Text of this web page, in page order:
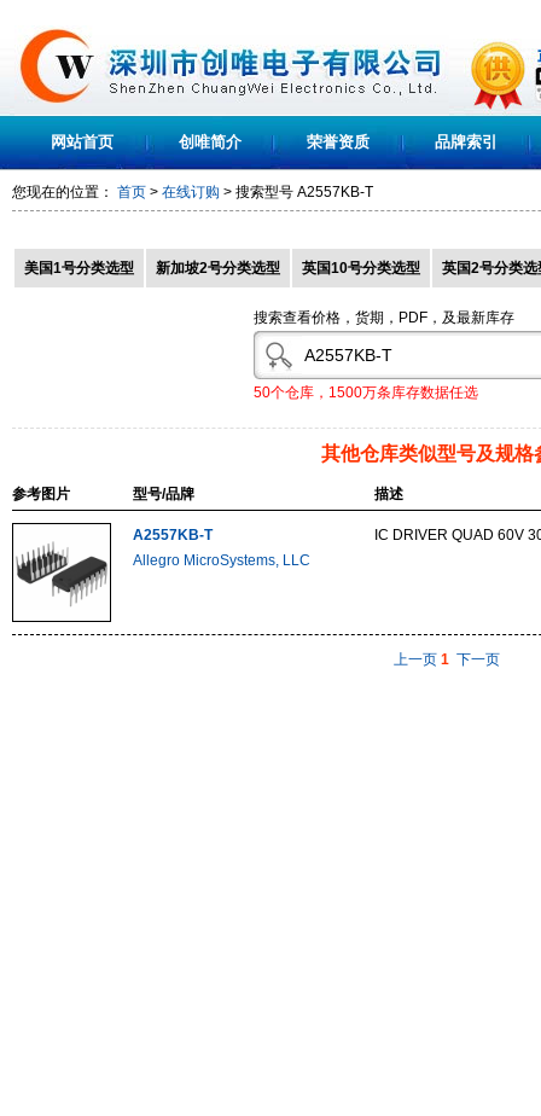
网站首页 创唯简介 荣誉资质 品牌索引
您现在的位置： 首页 > 在线订购 > 搜索型号 A2557KB-T
美国1号分类选型 新加坡2号分类选型 英国10号分类选型 英国2号分类选
搜索查看价格，货期，PDF，及最新库存
50个仓库，1500万条库存数据任选
其他仓库类似型号及规格
参考图片 型号/品牌 描述
A2557KB-T
Allegro MicroSystems, LLC
IC DRIVER QUAD 60V
上一页 1 下一页